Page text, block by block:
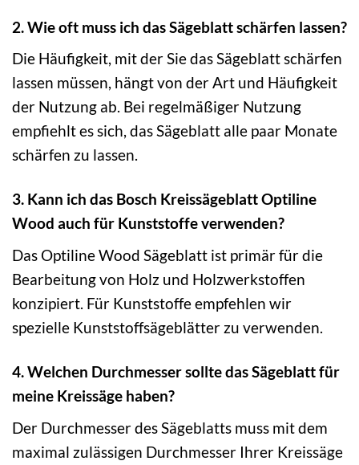
2. Wie oft muss ich das Sägeblatt schärfen lassen?
Die Häufigkeit, mit der Sie das Sägeblatt schärfen
lassen müssen, hängt von der Art und Häufigkeit
der Nutzung ab. Bei regelmäßiger Nutzung
empfiehlt es sich, das Sägeblatt alle paar Monate
schärfen zu lassen.
3. Kann ich das Bosch Kreissägeblatt Optiline
Wood auch für Kunststoffe verwenden?
Das Optiline Wood Sägeblatt ist primär für die
Bearbeitung von Holz und Holzwerkstoffen
konzipiert. Für Kunststoffe empfehlen wir
spezielle Kunststoffsägeblätter zu verwenden.
4. Welchen Durchmesser sollte das Sägeblatt für
meine Kreissäge haben?
Der Durchmesser des Sägeblatts muss mit dem
maximal zulässigen Durchmesser Ihrer Kreissäge